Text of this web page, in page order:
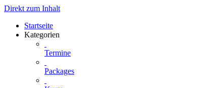
Direkt zum Inhalt
Startseite
Kategorien
Termine
Packages